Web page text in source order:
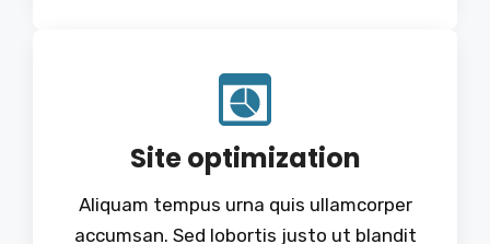
Site optimization
Aliquam tempus urna quis ullamcorper
accumsan. Sed lobortis justo ut blandit